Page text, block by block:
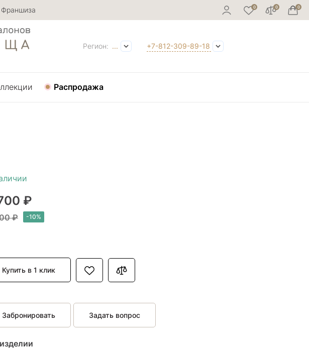
Франшиза
Регион: ... +7-812-309-89-18
Распродажа
₽
₽
Купить в 1 клик
Забронировать Задать вопрос